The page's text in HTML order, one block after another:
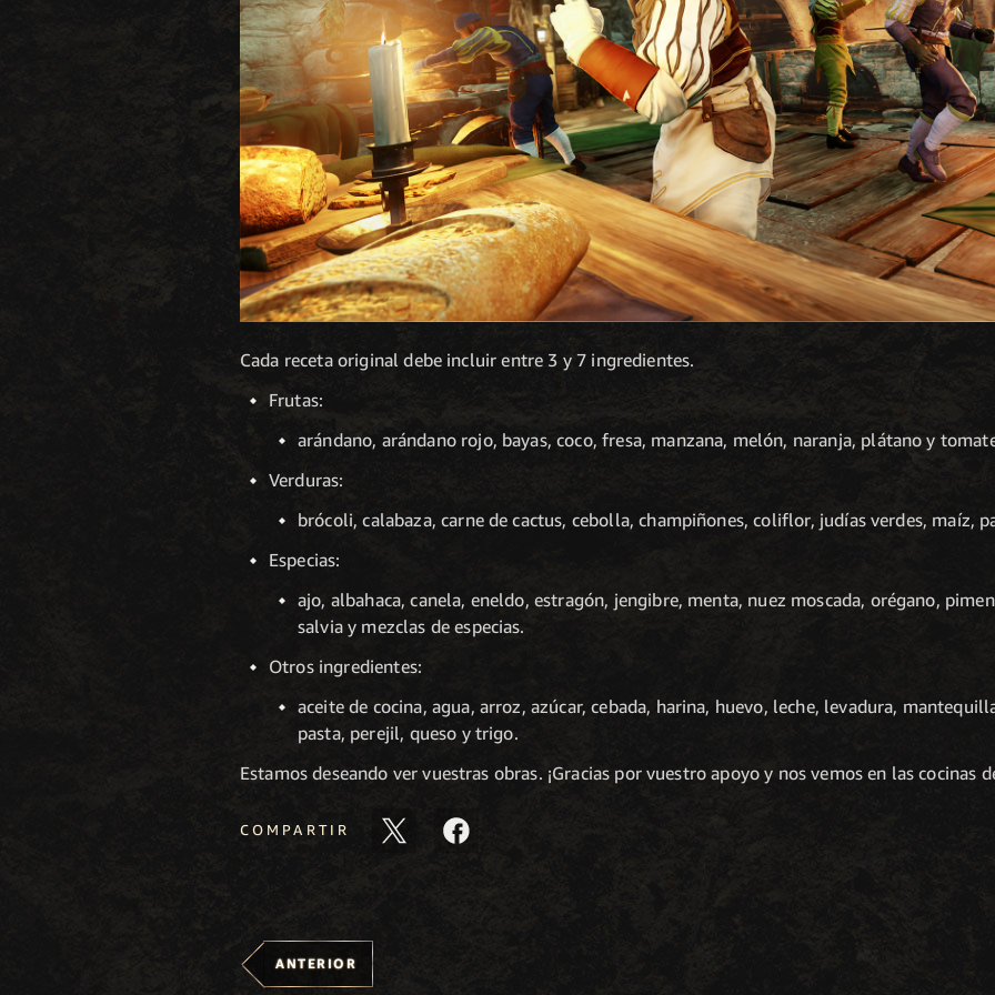
Cada receta original debe incluir entre 3 y 7 ingredientes.
Frutas:
arándano, arándano rojo, bayas, coco, fresa, manzana, melón, naranja, plátano y
Verduras:
brócoli, calabaza, carne de cactus, cebolla, champiñones, coliflor, judías verdes, maíz,
Especias:
ajo, albahaca, canela, eneldo, estragón, jengibre, menta, nuez moscada, orégano,
salvia y mezclas de especias.
Otros ingredientes:
aceite de cocina, agua, arroz, azúcar, cebada, harina, huevo, leche, levadura,
pasta, perejil, queso y trigo.
Estamos deseando ver vuestras obras. ¡Gracias por vuestro apoyo y nos vemos en las cocinas
COMPARTIR
ANTERIOR